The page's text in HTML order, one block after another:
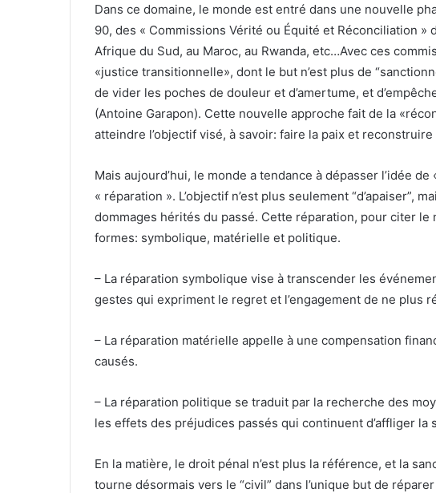
Dans ce domaine, le monde est entré dans une nouvelle
90, des « Commissions Vérité ou Équité et Réconciliation »
Afrique du Sud, au Maroc, au Rwanda, etc…Avec ces
«justice transitionnelle», dont le but n’est plus de
de vider les poches de douleur et d’amertume, et
(Antoine Garapon). Cette nouvelle approche fait de la
atteindre l’objectif visé, à savoir: faire la paix et
Mais aujourd’hui, le monde a tendance à dépasser l’idée
« réparation ». L’objectif n’est plus seulement “d’apaiser”,
dommages hérités du passé. Cette réparation, pour citer
formes: symbolique, matérielle et politique.
– La réparation symbolique vise à transcender les
gestes qui expriment le regret et l’engagement de ne plus
– La réparation matérielle appelle à une compensation
causés.
– La réparation politique se traduit par la recherche des
les effets des préjudices passés qui continuent d’affliger la
En la matière, le droit pénal n’est plus la référence, et la
tourne désormais vers le “civil” dans l’unique but de